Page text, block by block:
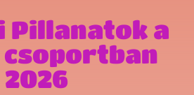
Pillanatok a
csoportban
2026